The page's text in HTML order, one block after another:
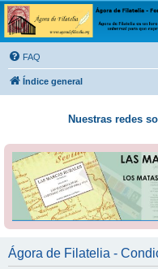
Ágora de Filatelia
Foro sobre filatelia o sobre lo que se
ofrece a la comunidad filatélica
conocimientos
FAQ
Índice general
Nuestras redes
Ágora de Filatelia -